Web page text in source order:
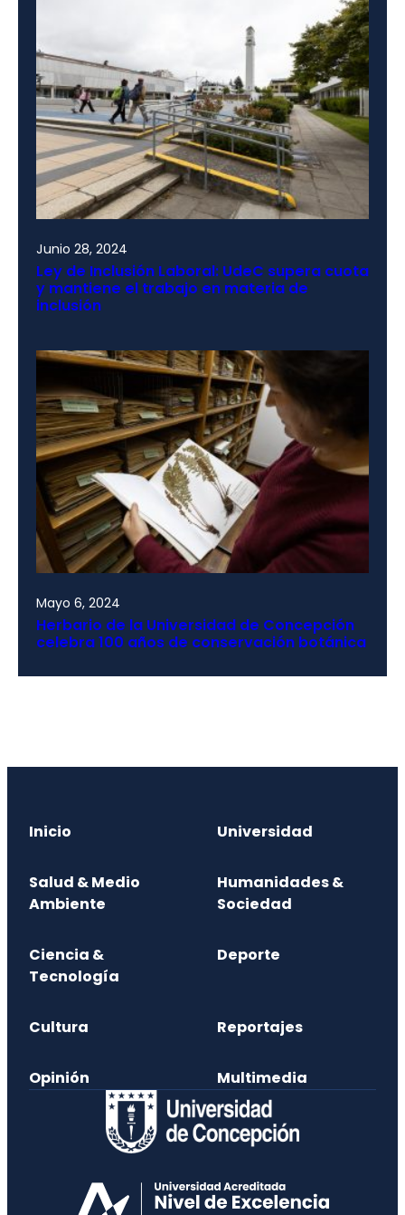
Junio 28, 2024
Ley de Inclusión Laboral: UdeC supera cuota
y mantiene el trabajo en materia de
inclusión
Mayo 6, 2024
Herbario de la Universidad de Concepción
celebra 100 años de conservación botánica
Inicio Universidad
Salud & Medio
Ambiente
Humanidades &
Sociedad
Ciencia &
Tecnología
Deporte
Cultura Reportajes
Opinión Multimedia